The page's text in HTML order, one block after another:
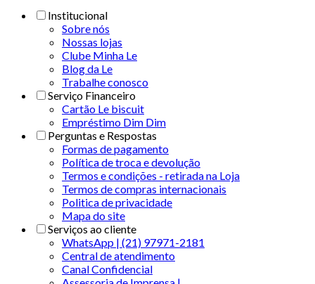
Institucional
Sobre nós
Nossas lojas
Clube Minha Le
Blog da Le
Trabalhe conosco
Serviço Financeiro
Cartão Le biscuit
Empréstimo Dim Dim
Perguntas e Respostas
Formas de pagamento
Política de troca e devolução
Termos e condições - retirada na Loja
Termos de compras internacionais
Politica de privacidade
Mapa do site
Serviços ao cliente
WhatsApp | (21) 97971-2181
Central de atendimento
Canal Confidencial